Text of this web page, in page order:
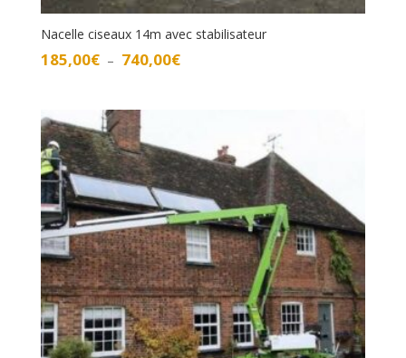
Nacelle ciseaux 14m avec stabilisateur
185,00€ – 740,00€Plage
740,00€